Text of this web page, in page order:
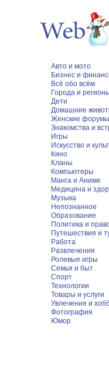
Авто и мото
Бизнес и
Всё обо всём
Города и
Дети
Домашние
Женские форумы
Знакомства и
Игры
Искусство и
Кино
Кланы
Компьютеры
Манга и Аниме
Медицина и
Музыка
Непознанное
Образование
Политика и
Путешествия и
Работа
Развлечения
Ролевые игры
Семья и быт
Спорт
Технологии
Товары и услуги
Увлечения и
Фотография
Юмор